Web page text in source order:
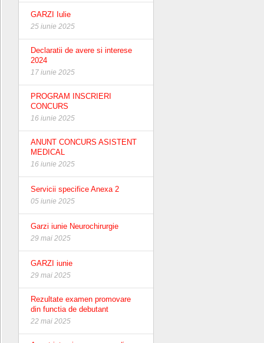
GARZI Iulie
25 iunie 2025
Declaratii de avere si interese
2024
17 iunie 2025
PROGRAM INSCRIERI
CONCURS
16 iunie 2025
ANUNT CONCURS ASISTENT
MEDICAL
16 iunie 2025
Servicii specifice Anexa 2
05 iunie 2025
Garzi iunie Neurochirurgie
29 mai 2025
GARZI iunie
29 mai 2025
Rezultate examen promovare
din functia de debutant
22 mai 2025